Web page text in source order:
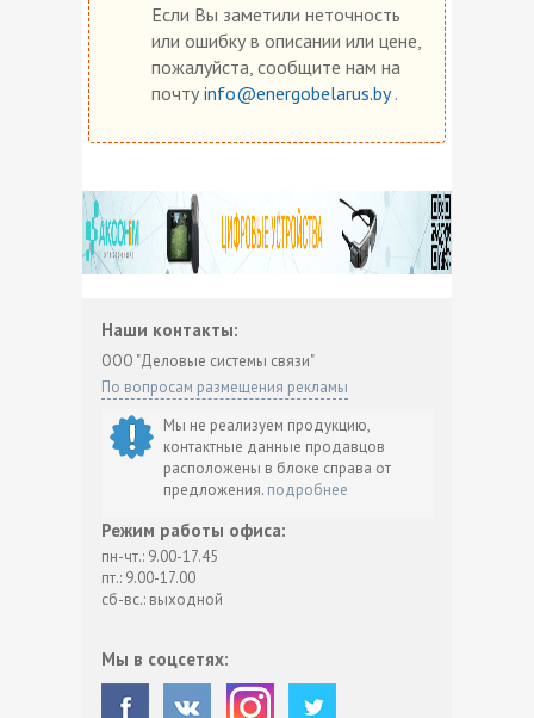
Если Вы заметили неточность
или ошибку в описании или цене,
пожалуйста, сообщите нам на
почту info@energobelarus.by.
Наши контакты:
ООО "Деловые системы связи"
По вопросам размещения рекламы
Мы не реализуем продукцию,
контактные данные продавцов
расположены в блоке справа от
предложения. подробнее
Режим работы офиса:
пн-чт.: 9.00-17.45
пт.: 9.00-17.00
сб-вс.: выходной
Мы в соцсетях: